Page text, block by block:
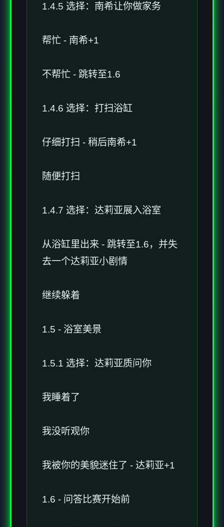
1.4.5 选择：南希让你做家务
帮忙 - 南希+1
不帮忙 - 跳转至1.6
1.4.6 选择：打扫浴缸
仔细打扫 - 稍后南希+1
随便打扫
1.4.7 选择：达莉亚展入浴室
从浴缸里出来 - 跳转至1.6，并失
去一个达莉亚小剧情
继续躲着
1.5 - 浴室美景
1.5.1 选择：达莉亚质问你
我睡着了
我没听观你
我被你的美貌迷住了 - 达莉亚+1
1.6 - 问答比赛开始前